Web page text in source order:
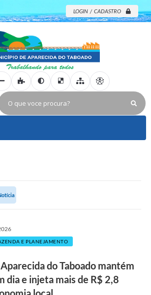
LOGIN / CADASTRO
E PLANEJAMENTO
do Taboado mantém
dia e injeta mais de R$ 2,8